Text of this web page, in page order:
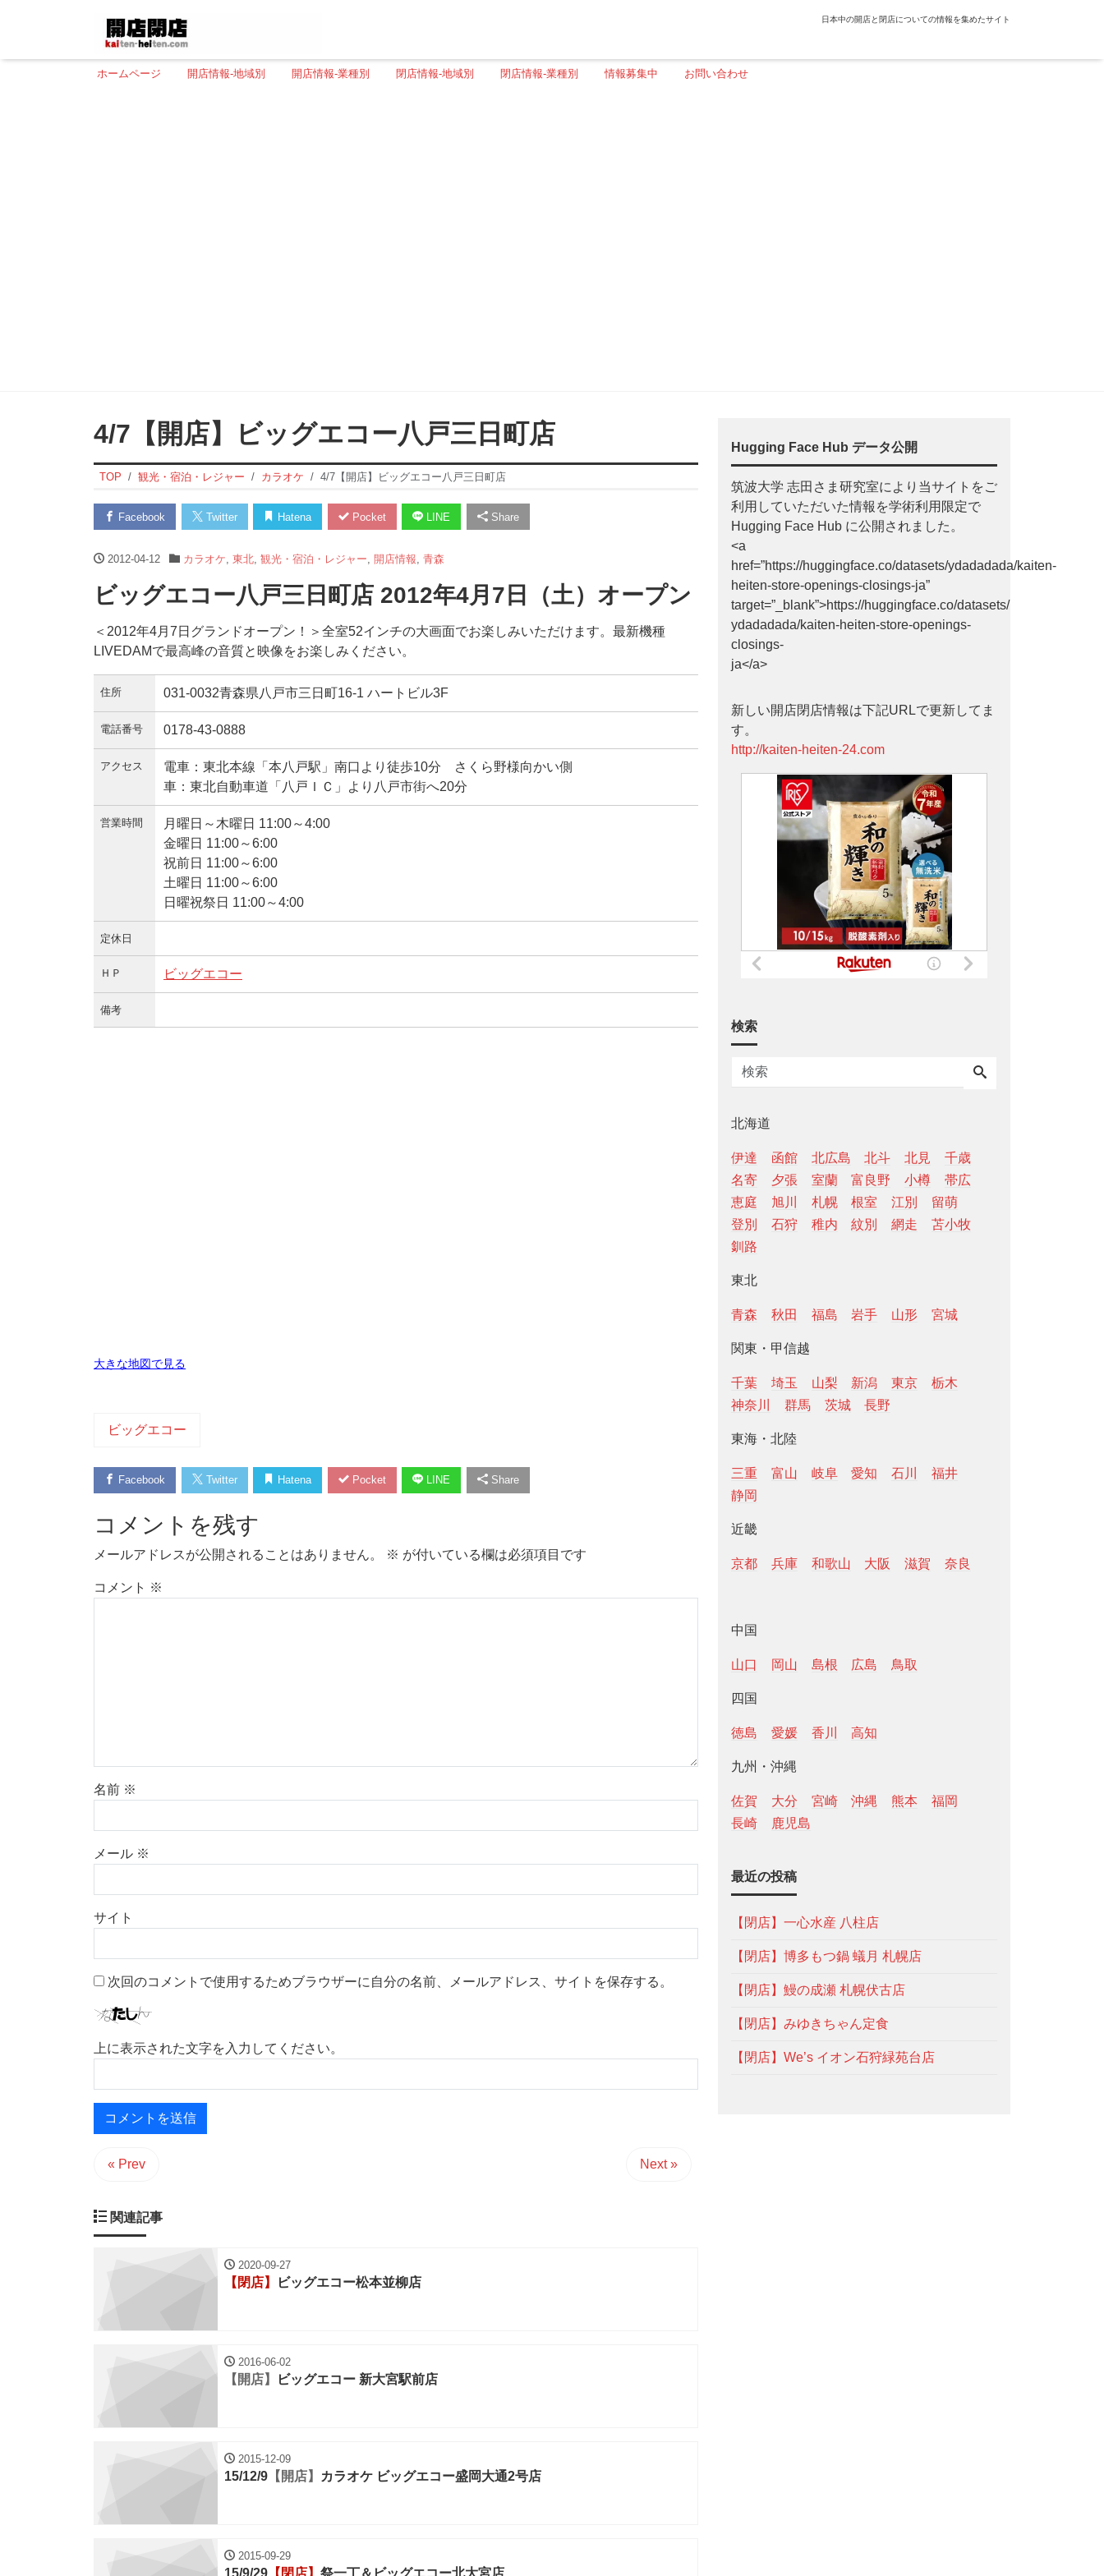
日本中の開店と閉店についての情報を集めたサイト
ホームページ 開店情報-地域別 開店情報-業種別 閉店情報-地域別 閉店情報-業種別 情報募集中 お問い合わせ
4/7【開店】ビッグエコー八戸三日町店
TOP 観光・宿泊・レジャー カラオケ 4/7【開店】ビッグエコー八戸三日町店
Facebook Twitter Hatena Pocket LINE Share
2012-04-12 カラオケ 東北, 観光・宿泊・レジャー 開店情報 青森
ビッグエコー八戸三日町店 2012年4月7日（土）オープン
＜2012年4月7日グランドオープン！＞全室52インチの大画面でお楽しみいただけます。最新機種
LIVEDAMで最高峰の音質と映像をお楽しみください。
住所 031-0032青森県八戸市三日町16-1 ハートビル3F
電話番号 0178-43-0888
アクセス
電車：東北本線「本八戸駅」南口より徒歩10分 さくら野様向かい側
車：東北自動車道「八戸ＩＣ」より八戸市街へ20分
営業時間
月曜日～木曜日 11:00～4:00
金曜日 11:00～6:00
祝前日 11:00～6:00
土曜日 11:00～6:00
日曜祝祭日 11:00～4:00
定休日
ＨＰ ビッグエコー
備考
大きな地図で見る
ビッグエコー
Facebook Twitter Hatena Pocket LINE Share
コメントを残す
メールアドレスが公開されることはありません。 ※ が付いている欄は必須項目です
コメント ※
名前 ※
メール ※
サイト
次回のコメントで使用するためブラウザーに自分の名前、メールアドレス、サイトを保存する。
上に表示された文字を入力してください。
« Prev Next »
関連記事
2020-09-27
【閉店】 ビッグエコー松本並柳店
2016-06-02
【開店】 ビッグエコー 新大宮駅前店
2015-12-09
15/12/9 【開店】 カラオケ ビッグエコー盛岡大通2号店
2015-09-29
15/9/29 【閉店】 祭一丁＆ビッグエコー北大宮店
Hugging Face Hub データ公開
筑波大学 志田さま研究室により当サイトをご
利用していただいた情報を学術利用限定で
Hugging Face Hub に公開されました。
<a
href=”https://huggingface.co/datasets/ydadadada/kaiten-
heiten-store-openings-closings-ja”
target=”_blank”>https://huggingface.co/datasets/
ydadadada/kaiten-heiten-store-openings-
closings-
ja</a>
新しい開店閉店情報は下記URLで更新してま
す。
http://kaiten-heiten-24.com
検索
北海道
伊達 函館 北広島 北斗 北見
千歳
名寄
夕張 室蘭 富良野 小樽
帯広
恵庭
旭川 札幌 根室 江別
留萌
登別
石狩 稚内 紋別 網走
苫小牧
釧路
東北
青森 秋田 福島 岩手 山形 宮城
関東・甲信越
千葉 埼玉 山梨 新潟 東京
栃木
神奈川
群馬 茨城 長野
東海・北陸
三重 富山 岐阜 愛知 石川
福井
静岡
近畿
京都 兵庫 和歌山 大阪 滋賀 奈良
中国
山口 岡山 島根 広島 鳥取
四国
徳島 愛媛 香川 高知
九州・沖縄
佐賀 大分 宮崎 沖縄 熊本
福岡
長崎
鹿児島
最近の投稿
【閉店】一心水産 八柱店
【閉店】博多もつ鍋 蟻月 札幌店
【閉店】鰻の成瀬 札幌伏古店
【閉店】みゆきちゃん定食
【閉店】We’s イオン石狩緑苑台店